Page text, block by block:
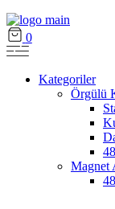
0
Kategoriler
Örgülü
Magnet